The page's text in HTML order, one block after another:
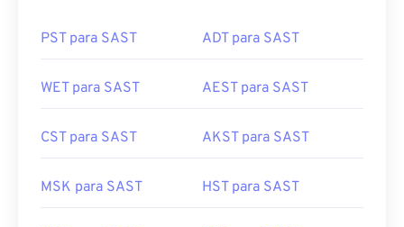
PST para SAST ADT para SAST
WET para SAST AEST para SAST
CST para SAST AKST para SAST
MSK para SAST HST para SAST